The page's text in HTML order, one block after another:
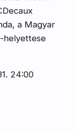
a Magyar
helyettese
24:00